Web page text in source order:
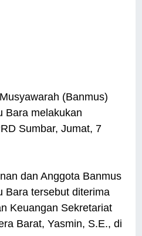
(Banmus)
Bara melakukan
Sumbar, Jumat, 7
dan Anggota Banmus
Bara tersebut diterima
Keuangan Sekretariat
Barat, Yasmin, S.E., di